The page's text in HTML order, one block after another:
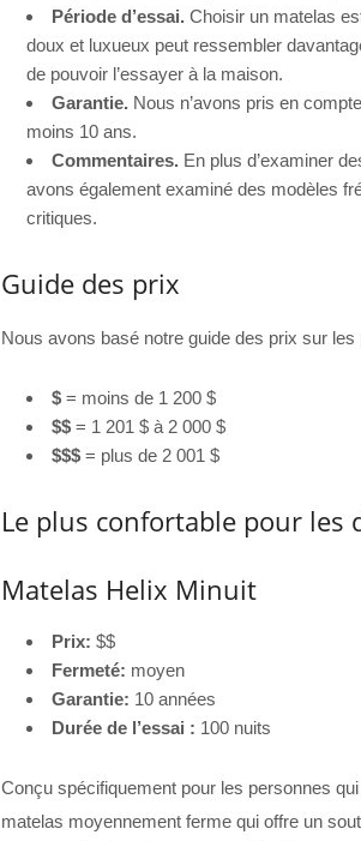
Période d’essai.Choisir un matelas
doux et luxueux peut ressembler
de pouvoir l’essayer à la maison.
Garantie.Nous n’avons pris en
moins 10 ans.
Commentaires.En plus d’examiner
avons également examiné des modèles
critiques.
Guide des prix
Nous avons basé notre guide des prix sur
$= moins de 1 200 $
$$= 1 201 $ à 2 000 $
$$$= plus de 2 001 $
Le plus confortable pour les
Matelas Helix Minuit
Prix: $$
Fermeté: moyen
Garantie: 10 années
Durée de l’essai : 100 nuits
Conçu spécifiquement pour les personnes
matelas moyennement ferme qui offre un